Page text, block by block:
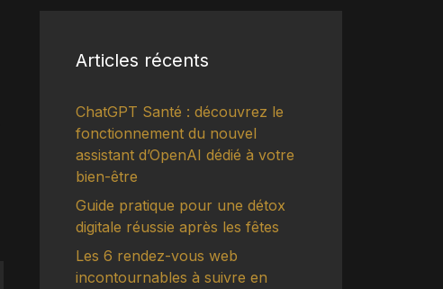
Articles récents
ChatGPT Santé : découvrez le
fonctionnement du nouvel
assistant d’OpenAI dédié à votre
bien-être
Guide pratique pour une détox
digitale réussie après les fêtes
Les 6 rendez-vous web
incontournables à suivre en